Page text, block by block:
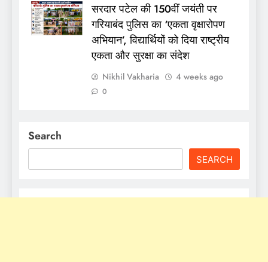
सरदार पटेल की 150वीं जयंती पर
गरियाबंद पुलिस का ‘एकता वृक्षारोपण
अभियान’, विद्यार्थियों को दिया राष्ट्रीय
एकता और सुरक्षा का संदेश
Nikhil Vakharia 4 weeks ago
0
Search
SEARCH